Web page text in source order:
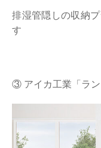
排湿管隠しの収納
す
③ アイカ工業「ラン